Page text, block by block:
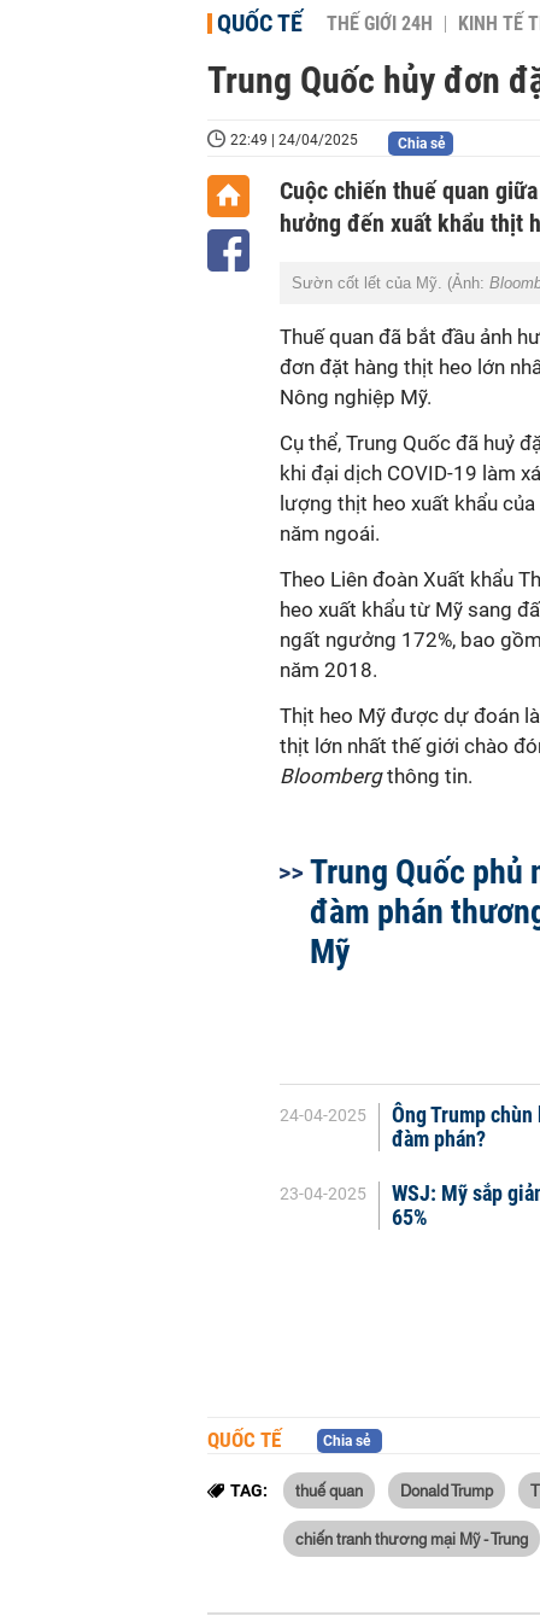
QUỐC TẾ THẾ GIỚI 24H KINH TẾ
Trung Quốc hủy đơn
22:49 | 24/04/2025 Chia sẻ
Cuộc chiến thuế quan
hưởng đến xuất khẩu thịt
Sườn cốt lết của Mỹ. (Ảnh:
Thuếquan đã bắt đầu ảnh
đơn đặt hàng thịt heo lớn
Nông nghiệp Mỹ.
Cụ thể, Trung Quốc đã huỷ
khi đại dịch COVID-19 làm
lượng thịt heo xuất khẩu
năm ngoái.
Theo Liên đoàn Xuất khẩu
heo xuất khẩu từ Mỹ sang
ngất ngưởng 172%, bao
năm 2018.
Thịt heo Mỹ được dự đoán
thịt lớn nhất thế giới chào
Bloombergthông tin.
Trung Quốc phủ
đàm phán
Mỹ
24-04-2025
Ông Trump
đàm phán?
23-04-2025
WSJ: Mỹ sắp
65%
QUỐC TẾ Chia sẻ
TAG: thuế quan Donald Trump
chiến tranh thương mại Mỹ - Trung